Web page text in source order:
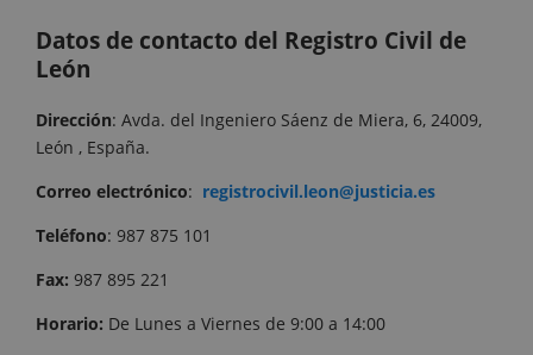
Datos de contacto del Registro Civil de
León
Dirección: Avda. del Ingeniero Sáenz de Miera, 6, 24009,
León , España.
Correo electrónico: registrocivil.leon@justicia.es
Teléfono: 987 875 101
Fax: 987 895 221
Horario: De Lunes a Viernes de 9:00 a 14:00